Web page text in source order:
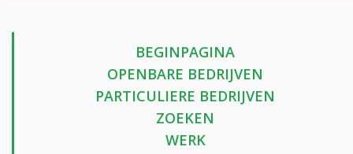
BEGINPAGINA
OPENBARE BEDRIJVEN
PARTICULIERE BEDRIJVEN
ZOEKEN
WERK